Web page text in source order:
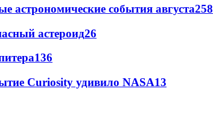
астрономические события августа258
астероид26
136
Curiosity удивило NASA13